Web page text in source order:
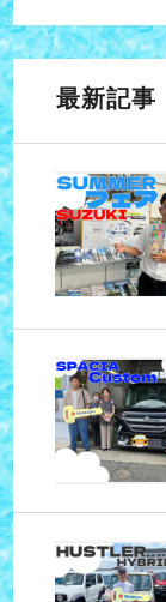
最新記事